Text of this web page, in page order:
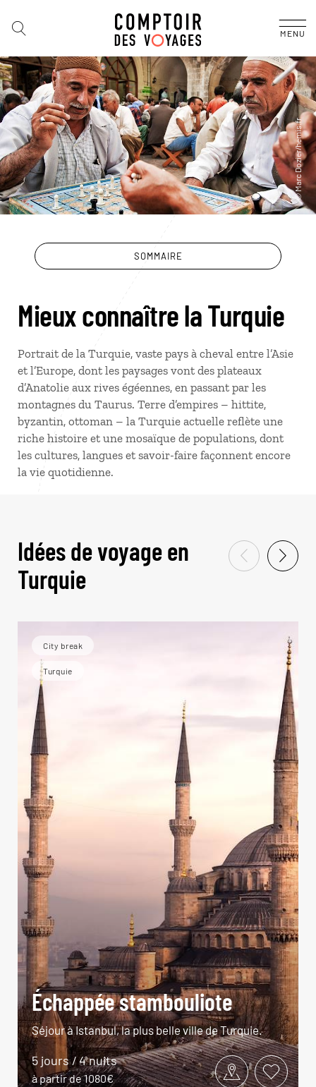
MENU
SOMMAIRE
Mieux connaître la Turquie
Portrait de la Turquie, vaste pays à cheval entre l’Asie
et l’Europe, dont les paysages vont des plateaux
d’Anatolie aux rives égéennes, en passant par les
montagnes du Taurus. Terre d’empires – hittite,
byzantin, ottoman – la Turquie actuelle reflète une
riche histoire et une mosaïque de populations, dont
les cultures, langues et savoir-faire façonnent encore
la vie quotidienne.
Idées de voyage en
Turquie
City break
Turquie
Échappée stambouliote
Séjour à Istanbul, la plus belle ville de Turquie.
5 jours / 4 nuits
à partir de 1080€